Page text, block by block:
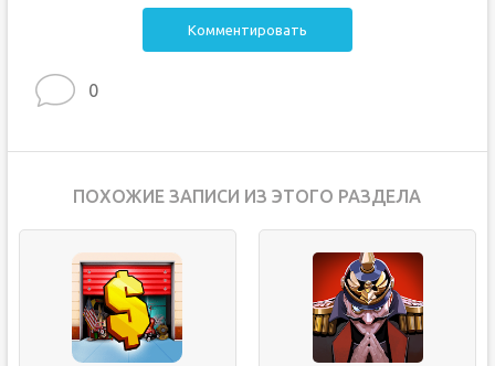
Комментировать
0
ПОХОЖИЕ ЗАПИСИ ИЗ ЭТОГО РАЗДЕЛА